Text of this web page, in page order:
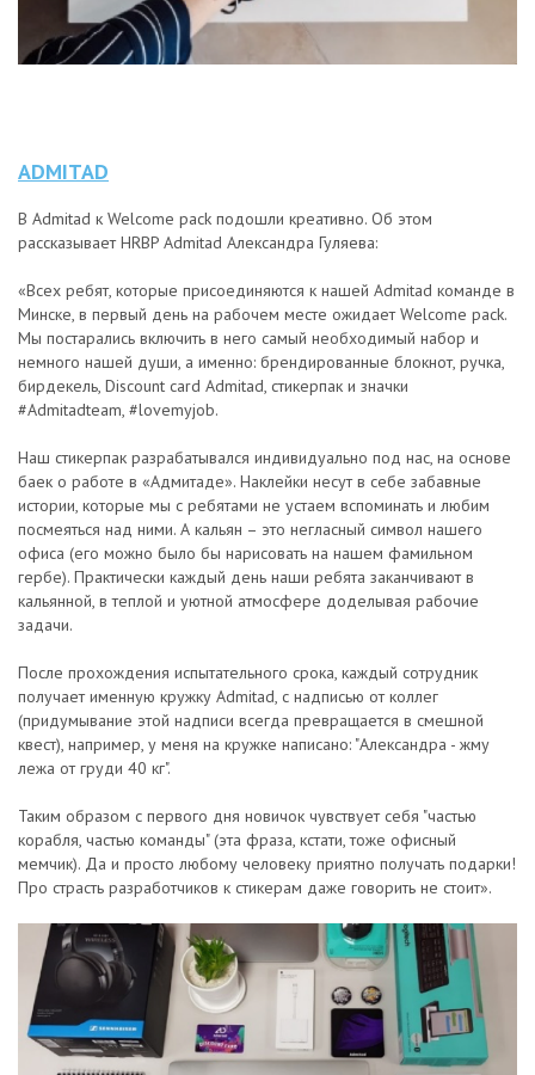
ADMITAD
В Admitad к Welcome pack подошли креативно. Об этом
рассказывает HRBP Admitad Александра Гуляева:
«Всех ребят, которые присоединяются к нашей Admitad команде в
Минске, в первый день на рабочем месте ожидает Welcome pack.
Мы постарались включить в него самый необходимый набор и
немного нашей души, а именно: брендированные блокнот, ручка,
бирдекель, Discount card Admitad, стикерпак и значки
#Admitadteam, #lovemyjob.
Наш стикерпак разрабатывался индивидуально под нас, на основе
баек о работе в «Адмитаде». Наклейки несут в себе забавные
истории, которые мы с ребятами не устаем вспоминать и любим
посмеяться над ними. А кальян – это негласный символ нашего
офиса (его можно было бы нарисовать на нашем фамильном
гербе). Практически каждый день наши ребята заканчивают в
кальянной, в теплой и уютной атмосфере доделывая рабочие
задачи.
После прохождения испытательного срока, каждый сотрудник
получает именную кружку Admitad, с надписью от коллег
(придумывание этой надписи всегда превращается в смешной
квест), например, у меня на кружке написано: "Александра - жму
лежа от груди 40 кг".
Таким образом с первого дня новичок чувствует себя "частью
корабля, частью команды" (эта фраза, кстати, тоже офисный
мемчик). Да и просто любому человеку приятно получать подарки!
Про страсть разработчиков к стикерам даже говорить не стоит».